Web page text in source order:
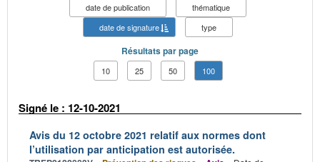
date de publication
thématique
date de signature
type
Résultats par page
10 25 50 100
Signé le : 12-10-2021
Avis du 12 octobre 2021 relatif aux normes dont
l’utilisation par anticipation est autorisée.